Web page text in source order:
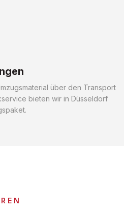
über den Transport
bieten wir in Düsseldorf